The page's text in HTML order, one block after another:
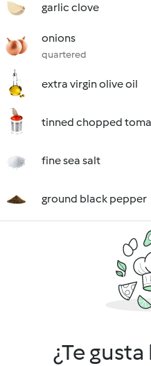
garlic clove
onions
quartered
extra virgin olive oil
tinned chopped
fine sea salt
ground black pepper
¿Te